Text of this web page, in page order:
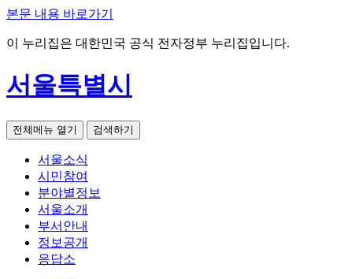
본문 내용 바로가기
이 누리집은 대한민국 공식 전자정부 누리집입니다.
서울특별시
전체메뉴 열기 검색하기
서울소식
시민참여
분야별정보
서울소개
부서안내
정보공개
응답소